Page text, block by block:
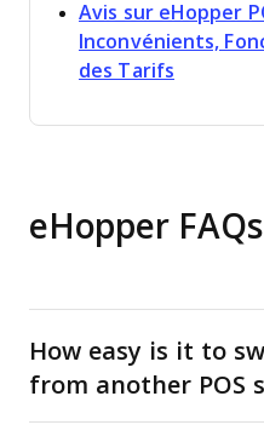
Avis sur eHopper
Inconvénients,
des Tarifs
eHopper FAQs
How easy is it to
from another POS